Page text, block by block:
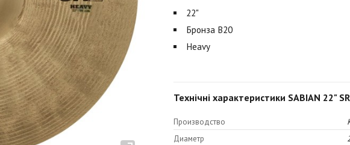
22"
Бронза B20
Heavy
Технічні характеристики SABIAN 22"
Производство
Диаметр